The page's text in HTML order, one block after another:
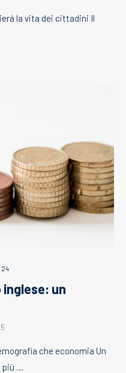
la vita dei cittadini Il
24
un
che economia Un
più …